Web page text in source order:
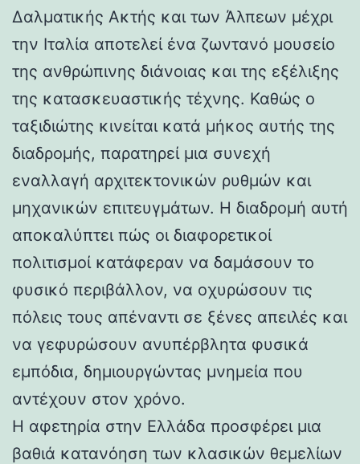
Δαλματικής Ακτής και των Άλπεων μέχρι
την Ιταλία αποτελεί ένα ζωντανό μουσείο
της ανθρώπινης διάνοιας και της εξέλιξης
της κατασκευαστικής τέχνης. Καθώς ο
ταξιδιώτης κινείται κατά μήκος αυτής της
διαδρομής, παρατηρεί μια συνεχή
εναλλαγή αρχιτεκτονικών ρυθμών και
μηχανικών επιτευγμάτων. Η διαδρομή αυτή
αποκαλύπτει πώς οι διαφορετικοί
πολιτισμοί κατάφεραν να δαμάσουν το
φυσικό περιβάλλον, να οχυρώσουν τις
πόλεις τους απέναντι σε ξένες απειλές και
να γεφυρώσουν ανυπέρβλητα φυσικά
εμπόδια, δημιουργώντας μνημεία που
αντέχουν στον χρόνο.
Η αφετηρία στην Ελλάδα προσφέρει μια
βαθιά κατανόηση των κλασικών θεμελίων